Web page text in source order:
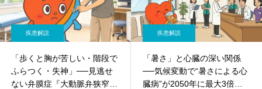
疾患解説
「歩くと胸が苦しい・階段で
ふらつく・失神」──見逃せ
ない弁膜症『大動脈弁狭窄
疾患解説
「暑さ」と心臓の深い関係
──気候変動で“暑さによる心
臓病”が2050年に最大3倍